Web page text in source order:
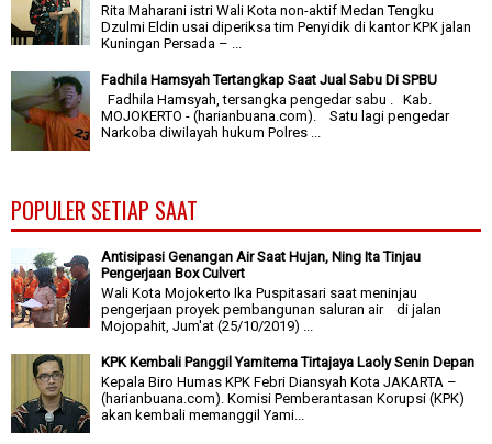
Rita Maharani istri Wali Kota non-aktif Medan Tengku
Dzulmi Eldin usai diperiksa tim Penyidik di kantor KPK jalan
Kuningan Persada – ...
Fadhila Hamsyah Tertangkap Saat Jual Sabu Di SPBU
Fadhila Hamsyah, tersangka pengedar sabu . Kab.
MOJOKERTO - (harianbuana.com). Satu lagi pengedar
Narkoba diwilayah hukum Polres ...
POPULER SETIAP SAAT
Antisipasi Genangan Air Saat Hujan, Ning Ita Tinjau
Pengerjaan Box Culvert
Wali Kota Mojokerto Ika Puspitasari saat meninjau
pengerjaan proyek pembangunan saluran air di jalan
Mojopahit, Jum'at (25/10/2019) ...
KPK Kembali Panggil Yamitema Tirtajaya Laoly Senin Depan
Kepala Biro Humas KPK Febri Diansyah Kota JAKARTA –
(harianbuana.com). Komisi Pemberantasan Korupsi (KPK)
akan kembali memanggil Yami...